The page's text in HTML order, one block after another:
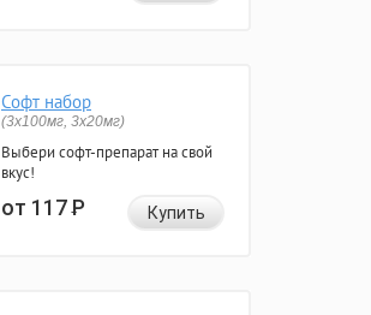
Софт набор
(3x100мг, 3x20мг)
Выбери софт-препарат на свой
вкус!
от 117Р Купить